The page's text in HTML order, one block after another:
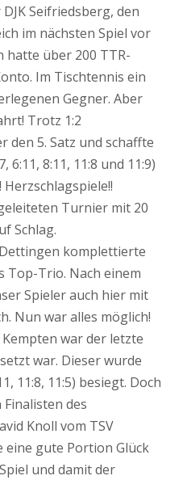
Seifriedsberg, den
im nächsten Spiel vor
hatte über 200 TTR-
Im Tischtennis ein
Gegner. Aber
Trotz 1:2
den 5. Satz und schaffte
6:11, 8:11, 11:8 und 11:9)
Turnier mit 20
Schlag.
komplettierte
Top-Trio. Nach einem
Spieler auch hier mit
Nun war alles möglich!
war der letzte
war. Dieser wurde
11:8, 11:5) besiegt. Doch
des
Knoll vom TSV
eine gute Portion Glück
und damit der